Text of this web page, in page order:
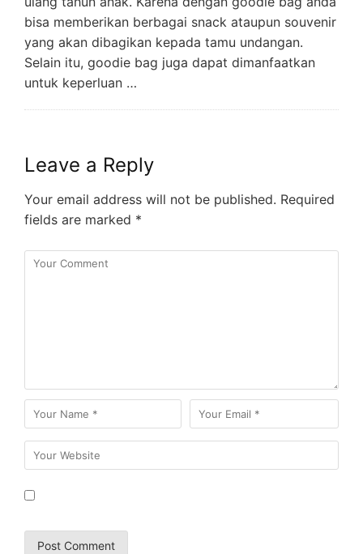
bisa memberikan berbagai snack ataupun souvenir
yang akan dibagikan kepada tamu undangan.
Selain itu, goodie bag juga dapat dimanfaatkan
untuk keperluan …
Leave a Reply
Your email address will not be published. Required
fields are marked *